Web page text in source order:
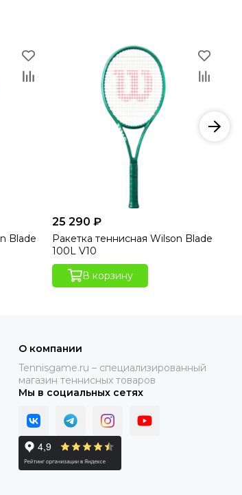
Blade
25 290 ₽
Ракетка теннисная Wilson Blade
100L V10
В корзину
О компании
Tennisgame.ru – специализированный
магазин теннисных товаров
Мы в социальных сетях